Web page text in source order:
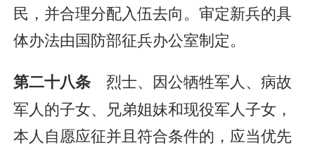
民，并合理分配入伍去向。审定新兵的具
体办法由国防部征兵办公室制定。
第二十八条 烈士、因公牺牲军人、病故
军人的子女、兄弟姐妹和现役军人子女，
本人自愿应征并且符合条件的，应当优先